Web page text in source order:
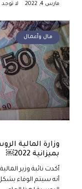
مارس 4, 2022 لا
مال وأعمال
وزارة المالية
بميزانية 2022￼
أكدت نائبة وزير
أنه سيتم الوفاء